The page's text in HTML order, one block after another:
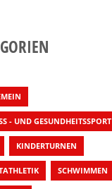
- UND GESUNDHEITSSPORT
KINDERTURNEN
SCHWIMMEN